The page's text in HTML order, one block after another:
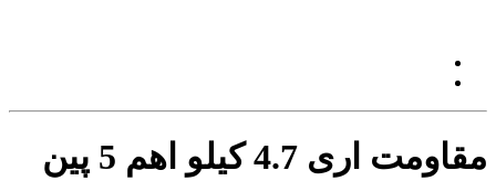
مقاومت اری 4.7 کیلو اهم 5 پین